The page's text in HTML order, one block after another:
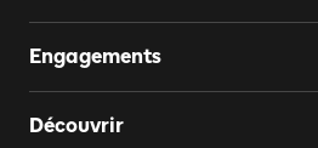
Engagements
Découvrir